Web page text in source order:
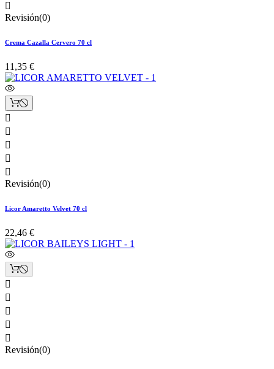

Revisión(0)
Crema Cazalla Cervero 70 cl
11,35 €





Revisión(0)
Licor Amaretto Velvet 70 cl
22,46 €





Revisión(0)